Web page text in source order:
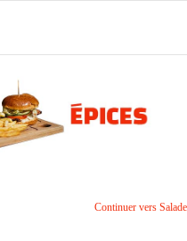
Continuer vers Salade